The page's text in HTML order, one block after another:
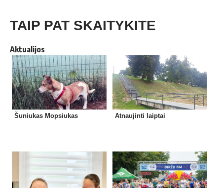
TAIP PAT SKAITYKITE
Aktualijos
Šuniukas Mopsiukas Atnaujinti laiptai